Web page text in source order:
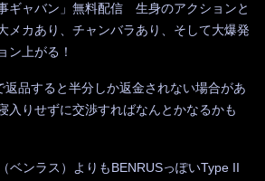
事ギャバン」無料配信 生身のアクションと
メカあり、チャンバラあり、そして大爆発
ン上がる！
返品すると半分しか返金されない場合があ
りせずに交渉すればなんとかなるかも
ベンラス）よりもBENRUSっぽいType II